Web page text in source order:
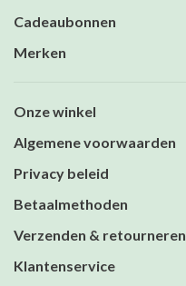
Cadeaubonnen
Merken
Onze winkel
Algemene voorwaarden
Privacy beleid
Betaalmethoden
Verzenden & retourneren
Klantenservice